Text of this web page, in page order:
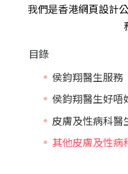
我們是香港網頁設計
目錄
侯鈞翔醫生服務
侯鈞翔醫生好唔
皮膚及性病科醫
其他皮膚及性病